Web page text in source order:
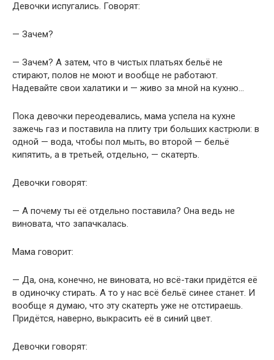
Девочки испугались. Говорят:
— Зачем?
— Зачем? А затем, что в чистых платьях бельё не
стирают, полов не моют и вообще не работают.
Надевайте свои халатики и — живо за мной на кухню…
Пока девочки переодевались, мама успела на кухне
зажечь газ и поставила на плиту три больших кастрюли: в
одной — вода, чтобы пол мыть, во второй — бельё
кипятить, а в третьей, отдельно, — скатерть.
Девочки говорят:
— А почему ты её отдельно поставила? Она ведь не
виновата, что запачкалась.
Мама говорит:
— Да, она, конечно, не виновата, но всё-таки придётся её
в одиночку стирать. А то у нас всё бельё синее станет. И
вообще я думаю, что эту скатерть уже не отстираешь.
Придётся, наверно, выкрасить её в синий цвет.
Девочки говорят: